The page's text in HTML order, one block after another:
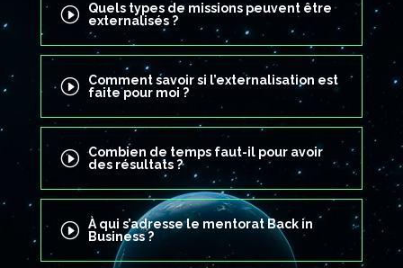
I
Quels types de missions peuvent être
externalisés ?
I
Comment savoir si l’externalisation est
faite pour moi ?
I
Combien de temps faut-il pour avoir
des résultats ?
I
À qui s’adresse le mentorat Back in
Business ?